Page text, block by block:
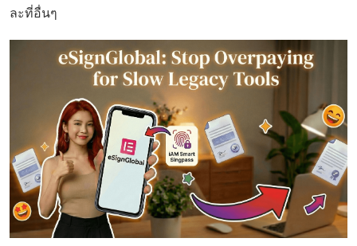
ละที่อื่นๆ